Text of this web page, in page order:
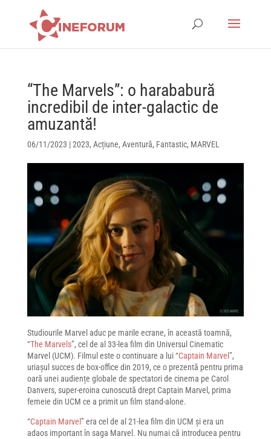
“The Marvels”: o harababură
incredibil de inter-galactic de
amuzantă!
06/11/2023 |2023, Acțiune, Aventură, Fantastic, MARVEL
Studiourile Marvel aduc pe marile ecrane, în această toamnă,
“The Marvels”, cel de al 33-lea film din Universul Cinematic
Marvel (UCM). Filmul este o continuare a lui “Captain Marvel ”,
uriașul succes de box-office din 2019, ce o prezentă pentru prima
oară unei audiențe globale de spectatori de cinema pe Carol
Danvers, super-eroina cunoscută drept Captain Marvel, prima
femeie din UCM ce a primit un film stand-alone.
“Captain Marvel ” era cel de al 21-lea film din UCM și era un
adaos important în saga Marvel. Nu numai că introducea pentru